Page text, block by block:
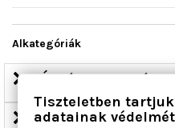
Alkategóriák
Állvány, generátor
csapágy, generátor
Tiszteletben
adatainak védelmét